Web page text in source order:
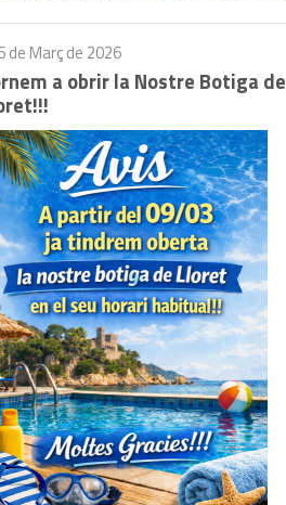
de Març de 2026
a obrir la Nostre Botiga de